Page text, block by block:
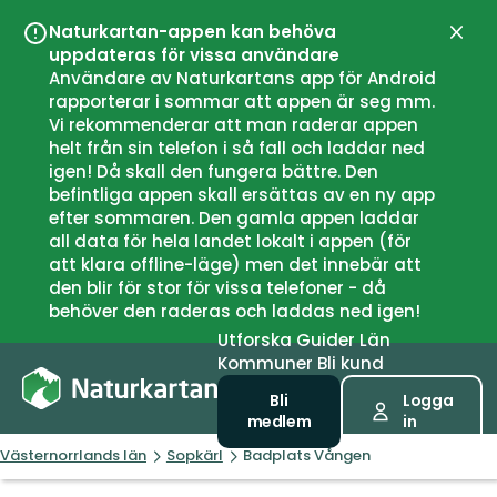
Naturkartan-appen kan behöva
uppdateras för vissa användare
Användare av Naturkartans app för Android
rapporterar i sommar att appen är seg mm.
Vi rekommenderar att man raderar appen
helt från sin telefon i så fall och laddar ned
igen! Då skall den fungera bättre. Den
befintliga appen skall ersättas av en ny app
efter sommaren. Den gamla appen laddar
all data för hela landet lokalt i appen (för
att klara offline-läge) men det innebär att
den blir för stor för vissa telefoner - då
behöver den raderas och laddas ned igen!
UtforskaGuiderLän
Kommuner Bli kund
Bli
medlem
Logga
in
Västernorrlands län Sopkärl Badplats Vången